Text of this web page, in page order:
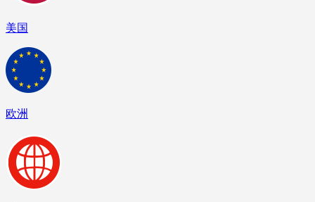
美国
欧洲